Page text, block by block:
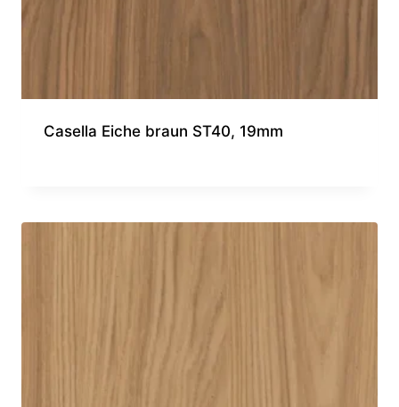
Casella Eiche braun ST40, 19mm